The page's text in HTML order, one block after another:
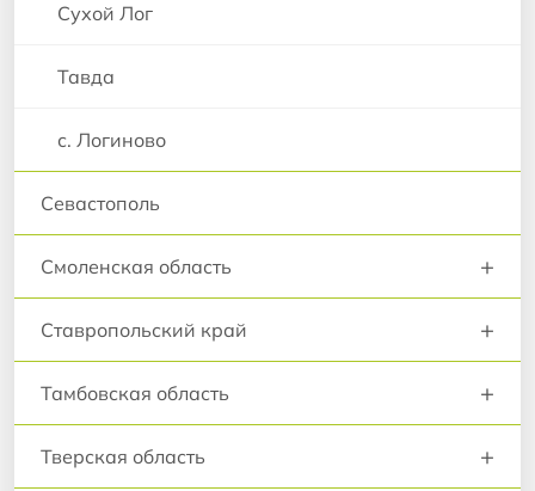
Сухой Лог
Тавда
с. Логиново
Севастополь
Смоленская область +
Ставропольский край +
Тамбовская область +
Тверская область +